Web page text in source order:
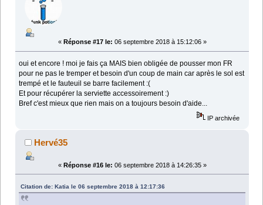
« Réponse #17 le: 06 septembre 2018 à 15:12:06 »
oui et encore ! moi je fais ça MAIS bien obligée de pousser mon FR
pour ne pas le tremper et besoin d'un coup de main car après le sol est
trempé et le fauteuil se barre facilement :(
Et pour récupérer la serviette accessoirement :)
Bref c'est mieux que rien mais on a toujours besoin d'aide...
IP archivée
Hervé35
« Réponse #16 le: 06 septembre 2018 à 14:26:35 »
Citation de: Katia le 06 septembre 2018 à 12:17:36